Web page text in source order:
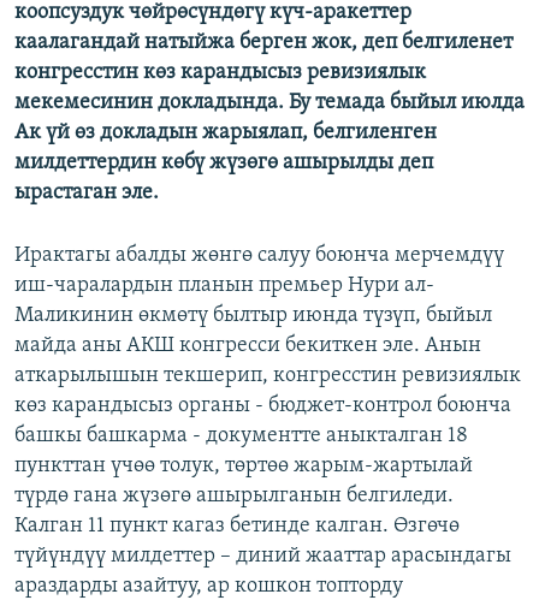
коопсуздук чөйрөсүндөгү күч-аракеттер
каалагандай натыйжа берген жок, деп белгиленет
конгресстин көз карандысыз ревизиялык
мекемесинин докладында. Бу темада быйыл июлда
Ак үй өз докладын жарыялап, белгиленген
милдеттердин көбү жүзөгө ашырылды деп
ырастаган эле.
Ирактагы абалды жөнгө салуу боюнча мерчемдүү
иш-чаралардын планын премьер Нури ал-
Маликинин өкмөтү былтыр июнда түзүп, быйыл
майда аны АКШ конгресси бекиткен эле. Анын
аткарылышын текшерип, конгресстин ревизиялык
көз карандысыз органы - бюджет-контрол боюнча
башкы башкарма - документте аныкталган 18
пункттан үчөө толук, төртөө жарым-жартылай
түрдө гана жүзөгө ашырылганын белгиледи.
Калган 11 пункт кагаз бетинде калган. Өзгөчө
түйүндүү милдеттер – диний жааттар арасындагы
араздарды азайтуу, ар кошкон топторду